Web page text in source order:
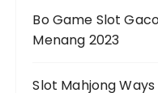
Bo Game Slot
Menang 2023
Slot Mahjong